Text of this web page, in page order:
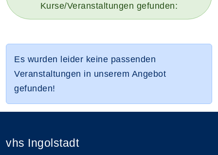
Kurse/Veranstaltungen gefunden:
Es wurden leider keine passenden
Veranstaltungen in unserem Angebot
gefunden!
vhs Ingolstadt